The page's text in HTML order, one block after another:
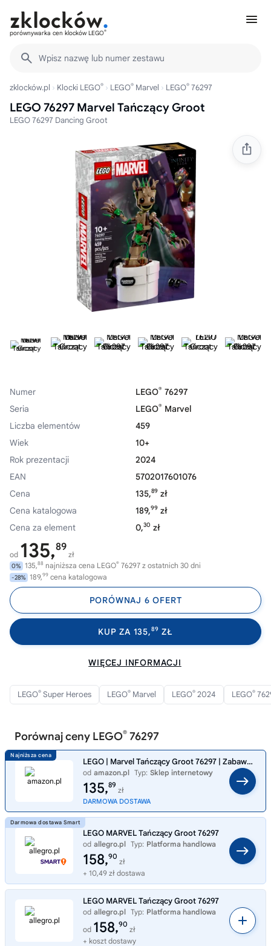
porównywarka cen klocków LEGO®
Wpisz nazwę lub numer zestawu
zklocków.pl Klocki LEGO® LEGO® Marvel LEGO® 76297
LEGO 76297 Marvel Tańczący Groot
LEGO 76297 Dancing Groot
Numer LEGO® 76297
Seria
LEGO® Marvel
Liczba elementów
459
Wiek
10+
Rok prezentacji
2024
EAN
5702017601076
Cena
135,89 zł
Cena katalogowa
189,99 zł
Cena za element
0,30 zł
od 135,89
zł
0% 135,88 najniższa cena LEGO® 76297 z ostatnich 30 dni
-28% 189,99 cena katalogowa
PORÓWNAJ 6 OFERT
KUP ZA 135,89 ZŁ
WIĘCEJ INFORMACJI
LEGO® Super Heroes LEGO® Marvel LEGO® 2024 LEGO®
Porównaj ceny LEGO® 76297
LEGO | Marvel Tańczący Groot 76297 | Zabawka dla chłopca i dziewczynki, figurka Groota do zbudowania, prezent dla dzieci
od amazon.pl Typ: Sklep internetowy
135,89
zł
DARMOWA DOSTAWA
LEGO MARVEL Tańczący Groot 76297
od allegro.pl Typ: Platforma handlowa
158,90
zł
+ 10,49 zł dostawa
LEGO MARVEL Tańczący Groot 76297
od allegro.pl Typ: Platforma handlowa
od 158,90
zł
+ koszt dostawy